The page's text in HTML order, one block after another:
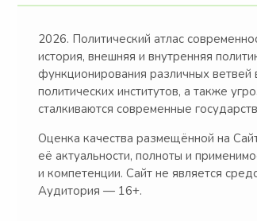
2026. Политический атлас
история, внешняя и внутренняя
функционирования различных ветвей
политических институтов, а также
сталкиваются современные
Оценка качества размещённой на
её актуальности, полноты и
и компетенции. Сайт не является
Аудитория — 16+.